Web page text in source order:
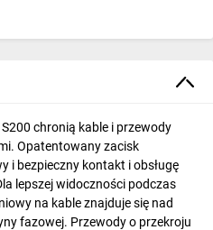
chronią kable i przewody
Opatentowany zacisk
i bezpieczny kontakt i obsługę
lepszej widoczności podczas
na kable znajduje się nad
fazowej. Przewody o przekroju